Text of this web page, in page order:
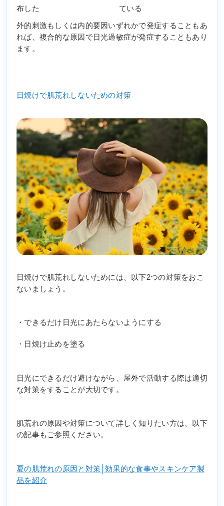
布した
ている
外的刺激もしくは内的要因いずれかで発症することもあ
れば、複合的な原因で日光過敏症が発症することもあり
ます。
日焼けで肌荒れしないための対策
日焼けで肌荒れしないためには、以下2つの対策をおこ
ないましょう。
・できるだけ日光にあたらないようにする
・日焼け止めを塗る
日光にできるだけ避けながら、屋外で活動する際は適切
な対策をすることが大切です。
肌荒れの原因や対策について詳しく知りたい方は、以下
の記事もご参照ください。
夏の肌荒れの原因と対策│効果的な食事やスキンケア製
品を紹介